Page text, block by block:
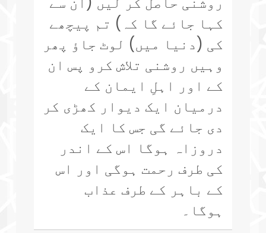
کہا جائے گا کہ) تم پیچھے
کی (دنیا میں) لوٹ جاؤ پھر
وہیں روشنی تلاش کرو پس ان
کے اور اہلِ ایمان کے
درمیان ایک دیوار کھڑی کر
دی جائے گی جس کا ایک
دروزاہ ہوگا اس کے اندر
کی طرف رحمت ہوگی اور اس
کے باہر کے طرف عذاب
ہوگا۔